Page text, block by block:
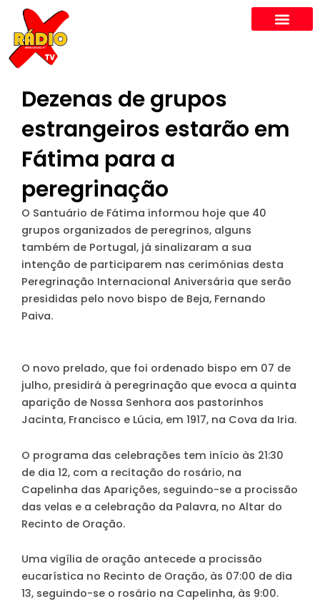
content
Dezenas de grupos
estrangeiros estarão em
Fátima para a
peregrinação
O Santuário de Fátima informou hoje que 40
grupos organizados de peregrinos, alguns
também de Portugal, já sinalizaram a sua
intenção de participarem nas cerimónias desta
Peregrinação Internacional Aniversária que serão
presididas pelo novo bispo de Beja, Fernando
Paiva.
O novo prelado, que foi ordenado bispo em 07 de
julho, presidirá à peregrinação que evoca a quinta
aparição de Nossa Senhora aos pastorinhos
Jacinta, Francisco e Lúcia, em 1917, na Cova da Iria.
O programa das celebrações tem início às 21:30
de dia 12, com a recitação do rosário, na
Capelinha das Aparições, seguindo-se a procissão
das velas e a celebração da Palavra, no Altar do
Recinto de Oração.
Uma vigília de oração antecede a procissão
eucarística no Recinto de Oração, às 07:00 de dia
13, seguindo-se o rosário na Capelinha, às 9:00.